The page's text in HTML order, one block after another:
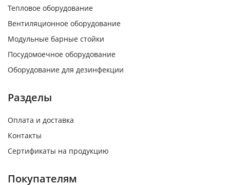
Тепловое оборудование
Вентиляционное оборудование
Модульные барные стойки
Посудомоечное оборудование
Оборудование для дезинфекции
Разделы
Оплата и доставка
Контакты
Сертификаты на продукцию
Покупателям